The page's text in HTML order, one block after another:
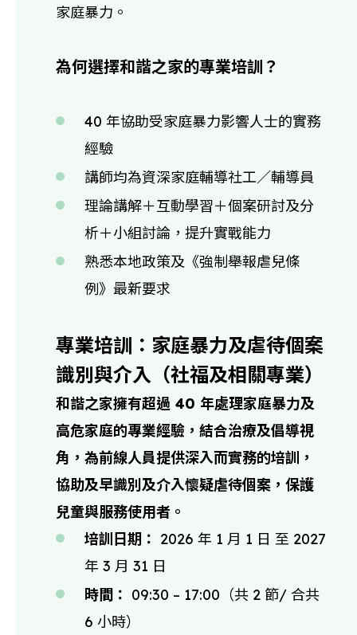
家庭暴力。
為何選擇和諧之家的專業培訓？
40 年協助受家庭暴力影響人士的實務
經驗
講師均為資深家庭輔導社工／輔導員
理論講解＋互動學習＋個案研討及分
析＋小組討論，提升實戰能力
熟悉本地政策及《強制舉報虐兒條
例》最新要求
專業培訓：家庭暴力及虐待個案
識別與介入（社福及相關專業）
和諧之家擁有超過 40 年處理家庭暴力及
高危家庭的專業經驗，結合治療及倡導視
角，為前線人員提供深入而實務的培訓，
協助及早識別及介入懷疑虐待個案，保護
兒童與服務使用者。
培訓日期： 2026 年 1 月 1 日 至 2027
年 3 月 31 日
時間： 09:30 – 17:00（共 2 節/ 合共
6 小時）